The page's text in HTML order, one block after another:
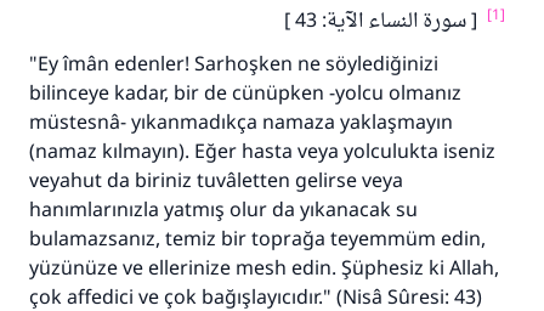
[1]
[ سورة النساء الآية: 43 ]
"Ey îmân edenler! Sarhoşken ne söylediğinizi
bilinceye kadar, bir de cünüpken -yolcu olmanız
müstesnâ- yıkanmadıkça namaza yaklaşmayın
(namaz kılmayın). Eğer hasta veya yolculukta iseniz
veyahut da biriniz tuvâletten gelirse veya
hanımlarınızla yatmış olur da yıkanacak su
bulamazsanız, temiz bir toprağa teyemmüm edin,
yüzünüze ve ellerinize mesh edin. Şüphesiz ki Allah,
çok affedici ve çok bağışlayıcıdır." (Nisâ Sûresi: 43)